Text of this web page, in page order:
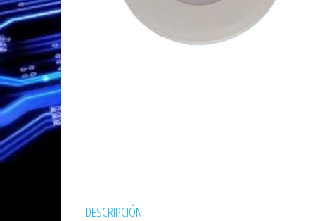
DESCRIPCIÓN